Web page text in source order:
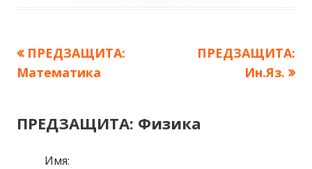
Навигация
записям
Предыдущая
запись:
ПРЕДЗАЩИТА:
Математика
Следующая
ПРЕДЗАЩИТА:
Ин.Яз.
ПРЕДЗАЩИТА: Физика
Имя: